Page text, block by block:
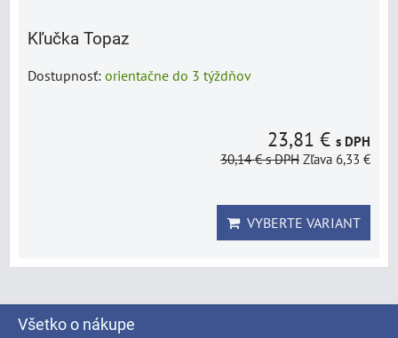
Kľučka Topaz
Dostupnosť: orientačne do 3 týždňov
23,81 € s DPH
30,14 €s DPH Zľava 6,33 €
VYBERTE VARIANT
Všetko o nákupe